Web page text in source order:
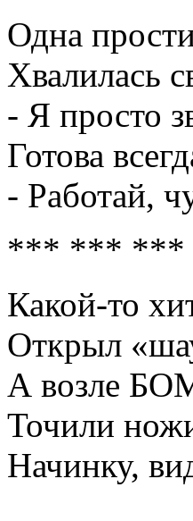
Одна
Хвалилась
- Я просто
Готова
- Работай,
*** ***
Какой-то
Открыл
А возле
Точили
Начинку,